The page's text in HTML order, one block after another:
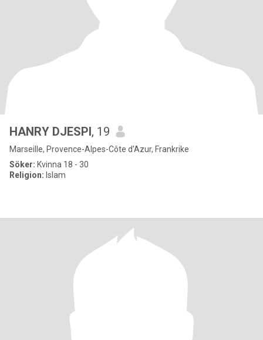
HANRY DJESPI, 19
Marseille, Provence-Alpes-Côte d'Azur, Frankrike
Söker: Kvinna 18 - 30
Religion: Islam